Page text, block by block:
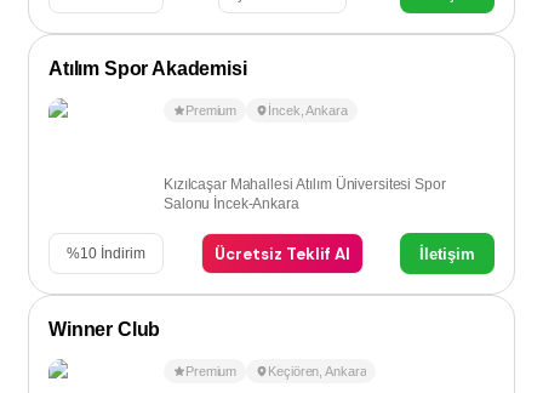
Atılım Spor Akademisi
Premium İncek ,Ankara
Kızılcaşar Mahallesi Atılım Üniversitesi Spor
Salonu İncek-Ankara
%10 İndirim Ücretsiz Teklif Al İletişim
Winner Club
Premium Keçiören ,Ankara